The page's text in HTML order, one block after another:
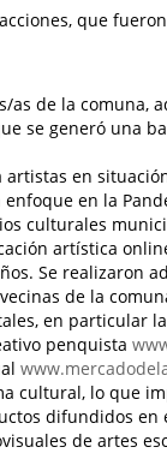
que
as de la comuna,
se generó una
artistas en
enfoque en la
culturales
artística
Se realizaron
de la
en particular
penquista
cultural, lo que
difundidos en
de artes